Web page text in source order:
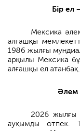
Бір ел
Мексика
алғашқы
1986 жылғы
арқылы Мексика
алғашқы ел атанбақ.
Әлем
2026 жылғы
ауқымды өтпек.